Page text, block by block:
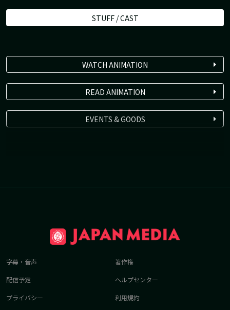
STUFF / CAST
WATCH ANIMATION
READ ANIMATION
EVENTS & GOODS
字幕・音声
配信予定
プライバシー
著作権
ヘルプセンター
利用規約